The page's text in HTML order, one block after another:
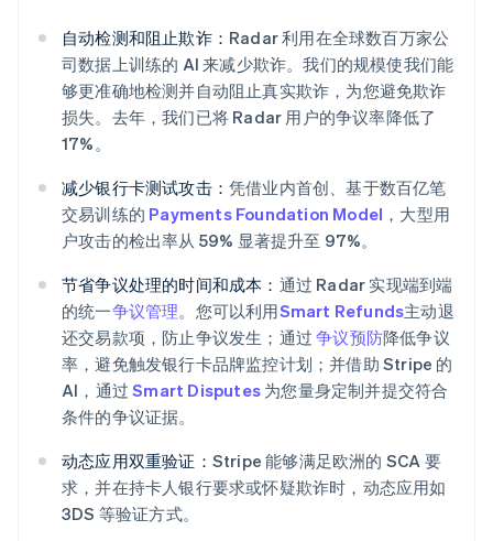
自动检测和阻止欺诈： Radar 利用在全球数百万家公
司数据上训练的 AI 来减少欺诈。我们的规模使我们能
够更准确地检测并自动阻止真实欺诈，为您避免欺诈
损失。去年，我们已将 Radar 用户的争议率降低了
17%。
减少银行卡测试攻击： 凭借业内首创、基于数百亿笔
交易训练的 Payments Foundation Model ，大型用
户攻击的检出率从 59% 显著提升至 97%。
节省争议处理的时间和成本： 通过 Radar 实现端到端
的统一争议管理。您可以利用Smart Refunds主动退
还交易款项，防止争议发生；通过争议预防降低争议
率，避免触发银行卡品牌监控计划；并借助 Stripe 的
AI，通过Smart Disputes 为您量身定制并提交符合
条件的争议证据。
动态应用双重验证： Stripe 能够满足欧洲的 SCA 要
求，并在持卡人银行要求或怀疑欺诈时，动态应用如
3DS 等验证方式。
PortuguêsEnglish
保加利亚
English
比利时
Nederlands Français Deutsch English
波兰
丹麦
English
德国
法国
FrançaisEnglish
芬兰
EnglishSvenska
荷兰
Nederlands
加拿大
捷克
English
克罗地亚